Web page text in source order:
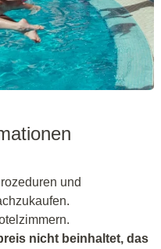
und
nicht beinhaltet, das